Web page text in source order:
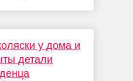
у дома и
детали